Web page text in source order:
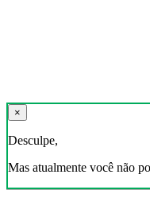
×
Desculpe,
Mas atualmente você não